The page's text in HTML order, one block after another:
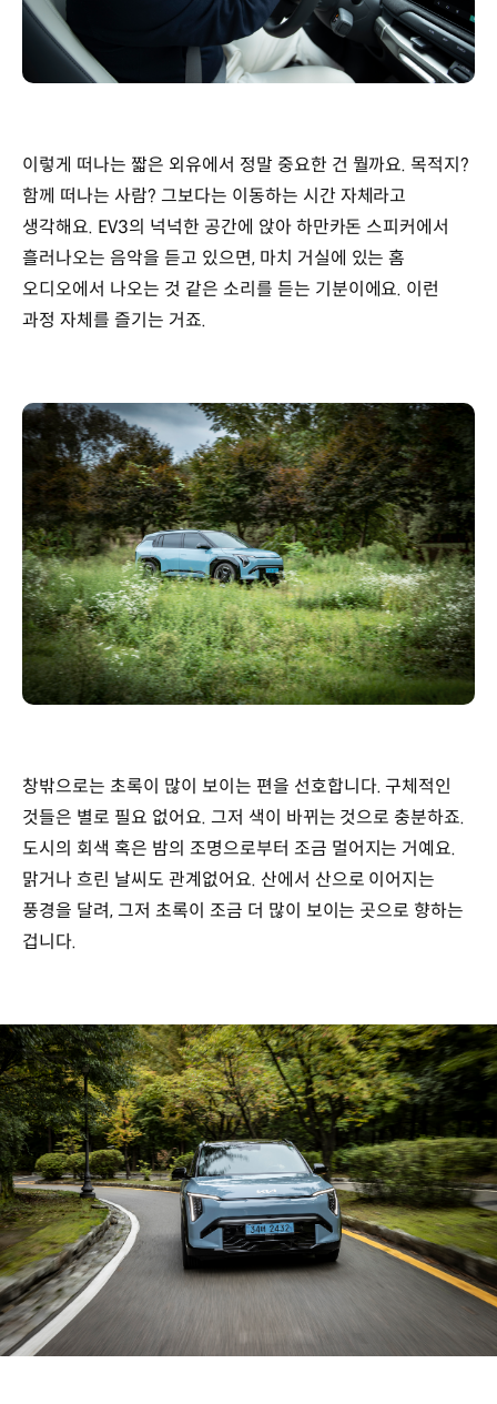
이렇게 떠나는 짧은 외유에서 정말 중요한 건 뭘까요. 목적지?
함께 떠나는 사람? 그보다는 이동하는 시간 자체라고
생각해요. EV3의 넉넉한 공간에 앉아 하만카돈 스피커에서
흘러나오는 음악을 듣고 있으면, 마치 거실에 있는 홈
오디오에서 나오는 것 같은 소리를 듣는 기분이에요. 이런
과정 자체를 즐기는 거죠.
창밖으로는 초록이 많이 보이는 편을 선호합니다. 구체적인
것들은 별로 필요 없어요. 그저 색이 바뀌는 것으로 충분하죠.
도시의 회색 혹은 밤의 조명으로부터 조금 멀어지는 거예요.
맑거나 흐린 날씨도 관계없어요. 산에서 산으로 이어지는
풍경을 달려, 그저 초록이 조금 더 많이 보이는 곳으로 향하는
겁니다.